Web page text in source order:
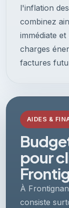
l'inflation
combinez
immédiate
charges
factures
AIDES &
pour
À
consiste